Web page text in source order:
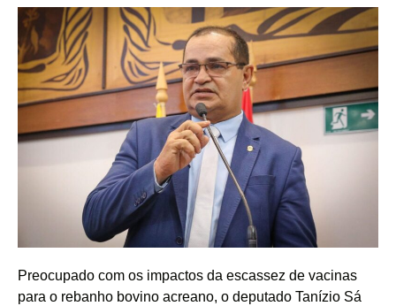
Preocupado com os impactos da escassez de vacinas
para o rebanho bovino acreano, o deputado Tanízio Sá